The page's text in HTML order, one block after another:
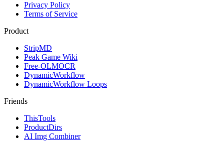
Privacy Policy
Terms of Service
Product
StripMD
Peak Game Wiki
Free-OLMOCR
DynamicWorkflow
DynamicWorkflow Loops
Friends
ThisTools
ProductDirs
AI Img Combiner